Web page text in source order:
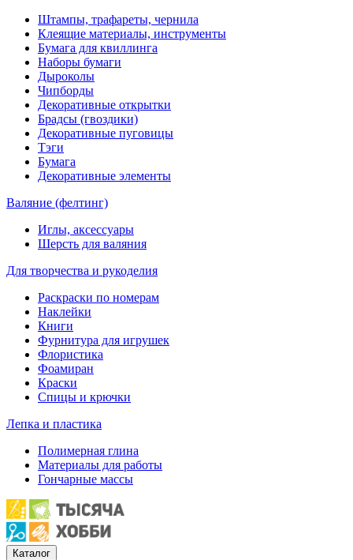
Штампы, трафареты, чернила
Клеящие материалы, инструменты
Бумага для квиллинга
Наборы бумаги
Дыроколы
Чипборды
Декоративные открытки
Брадсы (гвоздики)
Декоративные пуговицы
Тэги
Бумага
Декоративные элементы
Валяние (фелтинг)
Иглы, аксессуары
Шерсть для валяния
Для творчества и рукоделия
Раскраски по номерам
Наклейки
Книги
Фурнитура для игрушек
Флористика
Фоамиран
Краски
Спицы и крючки
Лепка и пластика
Полимерная глина
Материалы для работы
Гончарные массы
Каталог